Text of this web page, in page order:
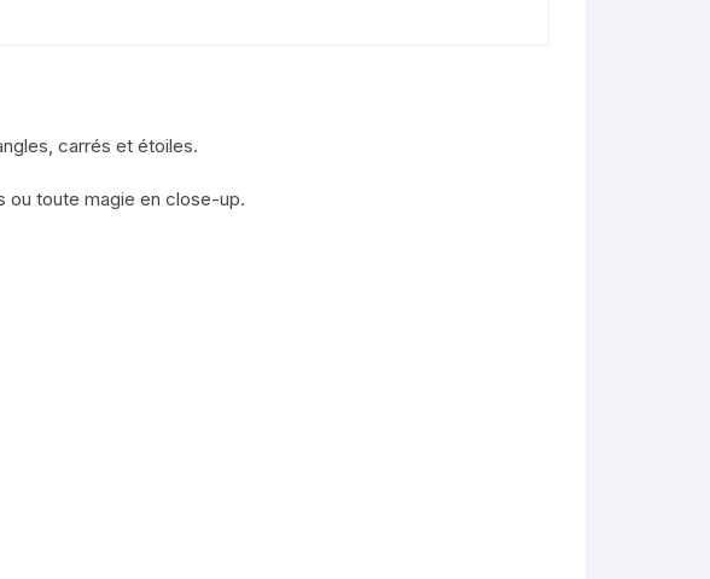
carrés et étoiles.
ou toute magie en close-up.